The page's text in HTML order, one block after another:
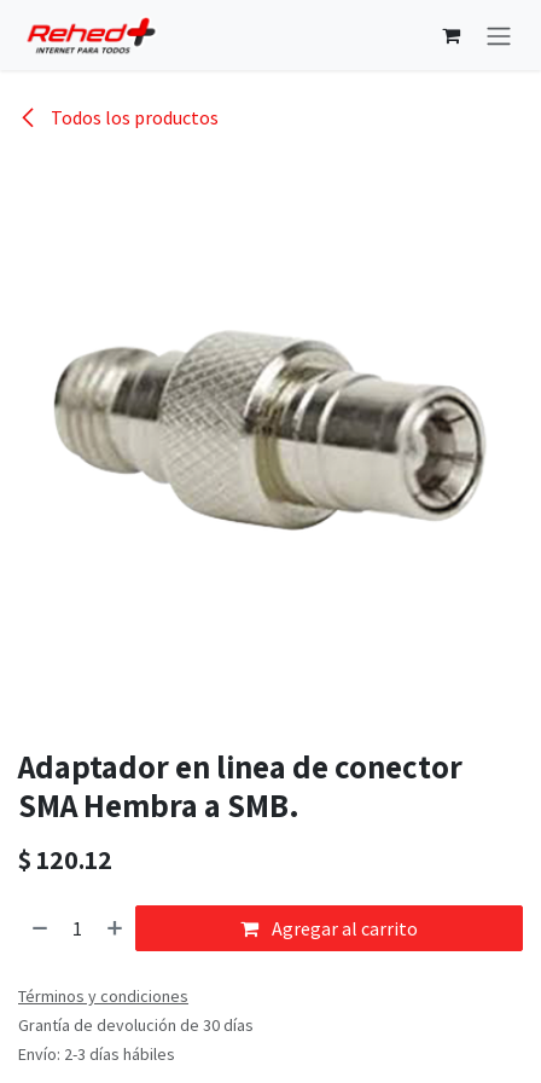
Todos los productos
Adaptador en linea de conector
SMA Hembra a SMB.
$ 120.12
Agregar al carrito
Términos y condiciones
Grantía de devolución de 30 días
Envío: 2-3 días hábiles